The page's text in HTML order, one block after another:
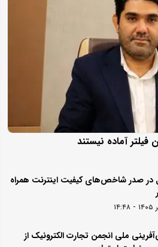
فیلتر آماده نیستند
در صدر شاخص‌های کیفیت اینترنت همراه
ملی انجمن تجارت الکترونیک از